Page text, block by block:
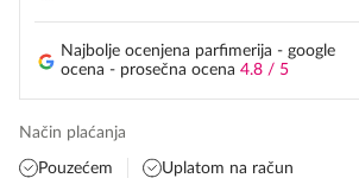
Najbolje ocenjena parfimerija - google
ocena - prosečna ocena 4.8 / 5
Način plaćanja
Pouzećem Uplatom na račun